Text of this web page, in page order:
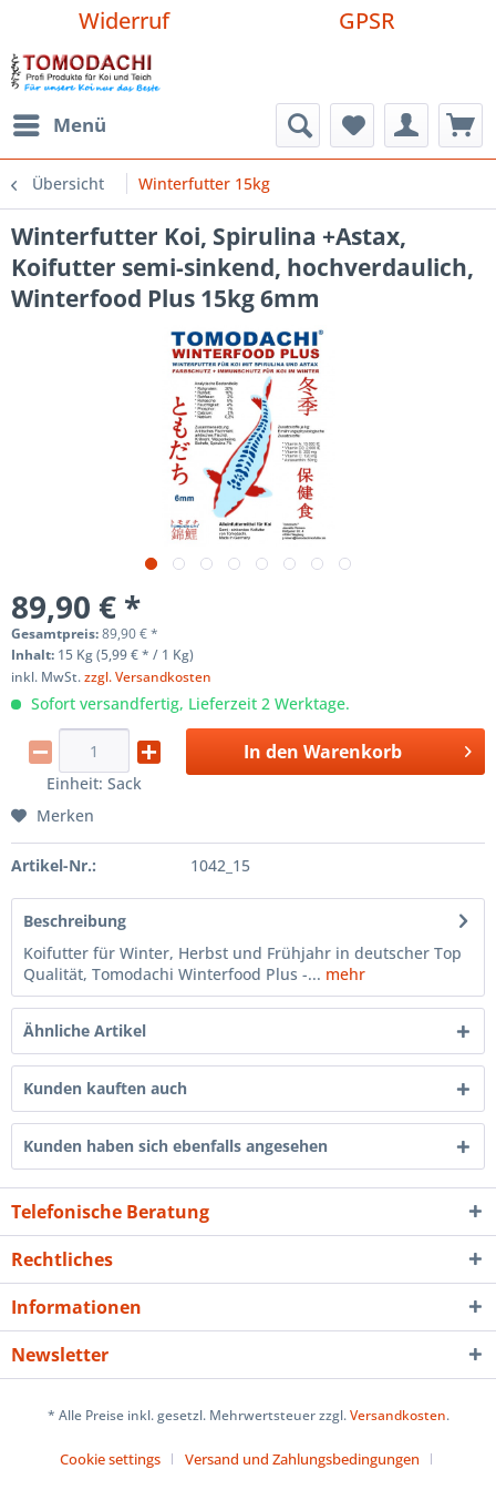
Widerruf GPSR
Menü
Übersicht Winterfutter 15kg
Winterfutter Koi, Spirulina +Astax,
Koifutter semi-sinkend, hochverdaulich,
Winterfood Plus 15kg 6mm
89,90 € *
Gesamtpreis:89,90€*
Inhalt: 15 Kg (5,99 € * / 1 Kg)
inkl. MwSt.zzgl. Versandkosten
Sofort versandfertig, Lieferzeit 2 Werktage.
Einheit: Sack
In den Warenkorb
Merken
Artikel-Nr.: 1042_15
Beschreibung
Koifutter für Winter, Herbst und Frühjahr in deutscher Top
Qualität, Tomodachi Winterfood Plus -... mehr
Ähnliche Artikel
Kunden kauften auch
Kunden haben sich ebenfalls angesehen
Telefonische Beratung
Rechtliches
Informationen
Newsletter
* Alle Preise inkl. gesetzl. Mehrwertsteuer zzgl.Versandkosten.
Cookie settings
Versand und Zahlungsbedingungen